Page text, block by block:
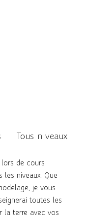
Tous niveaux
lors de cours
les niveaux. Que
je vous
toutes les
la terre avec vos